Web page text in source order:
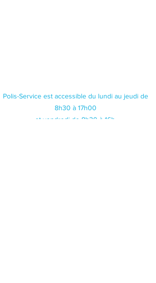
Polis-Service est accessible du lundi au jeudi de
8h30 à 17h00
et vendredi de 8h30 à 16h.